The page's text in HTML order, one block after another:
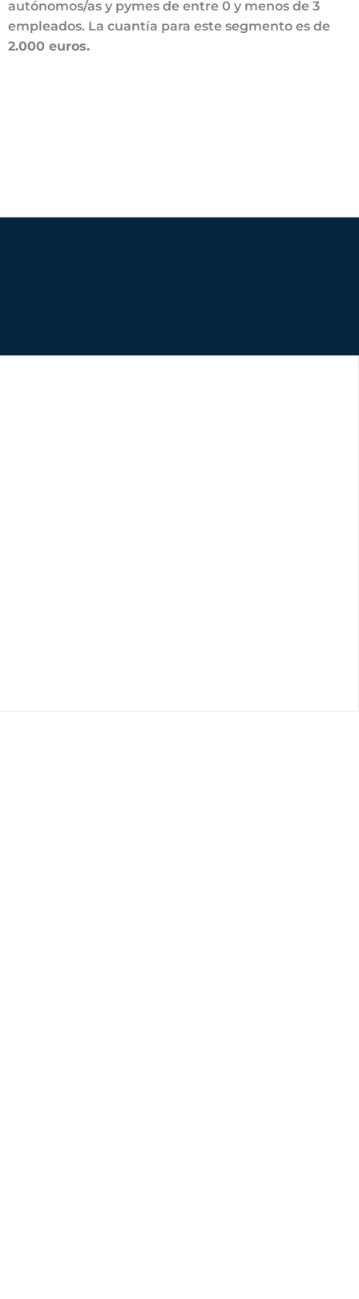
autónomos/as y pymes de entre 0 y menos de 3
empleados. La cuantía para este segmento es de
2.000 euros.